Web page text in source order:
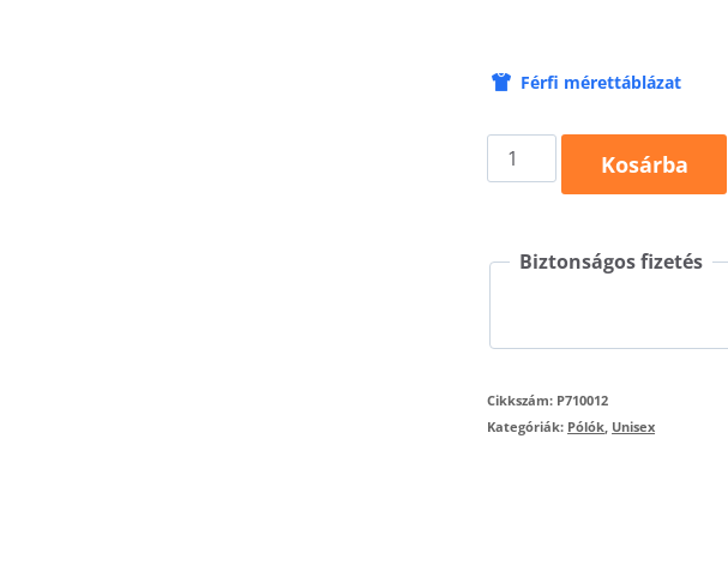
Férfi mérettáblázat
Parade
P71
Kosárba
Biztonságos fizetés
Cikkszám: P710012
Kategóriák: Pólók, Unisex